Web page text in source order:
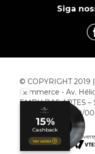
Siga
© COPYRIGHT 2019
Commerce - Av.
EMBU DAS ARTES
CNPJ: 00.952.789/